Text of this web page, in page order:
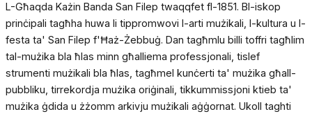
L-Għaqda Każin Banda San Filep twaqqfet fl-1851. Bl-iskop
prinċipali tagħha huwa li tippromwovi l-arti mużikali, l-kultura u l-
festa ta' San Filep f'Ħaż-Żebbuġ. Dan tagħmlu billi toffri tagħlim
tal-mużika bla ħlas minn għalliema professjonali, tislef
strumenti mużikali bla ħlas, tagħmel kunċerti ta' mużika għall-
pubbliku, tirrekordja mużika oriġinali, tikkummissjoni ktieb ta'
mużika ġdida u żżomm arkivju mużikali aġġornat. Ukoll taghti